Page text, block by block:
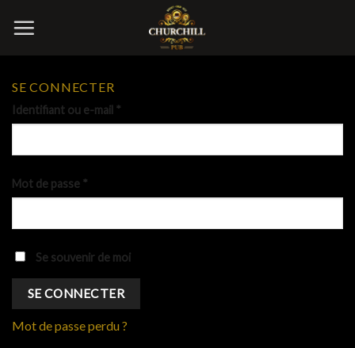
SE CONNECTER
Identifiant ou e-mail *
Mot de passe *
Se souvenir de moi
SE CONNECTER
Mot de passe perdu ?